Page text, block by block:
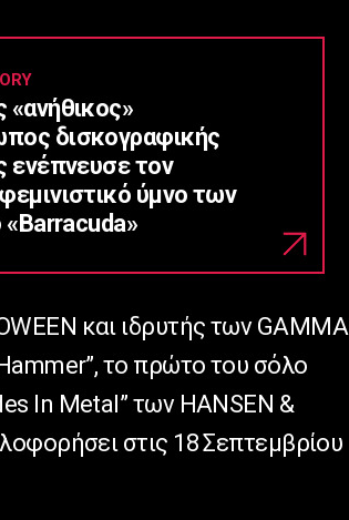
δισκογραφικής
ενέπνευσε τον
ύμνο των
και ιδρυτής των GAMMA
το πρώτο του σόλο
In Metal” των HANSEN &
στις 18 Σεπτεμβρίου